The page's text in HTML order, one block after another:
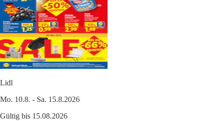
Lidl
Mo. 10.8. - Sa. 15.8.2026
Gültig bis 15.08.2026